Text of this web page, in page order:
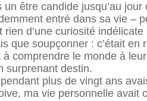
un être candide jusqu’au
entré dans sa vie –
rien d’une curiosité
que soupçonner : c’était en
à comprendre le monde à
surprenant destin.
plus de vingt ans
ma vie personnelle avait